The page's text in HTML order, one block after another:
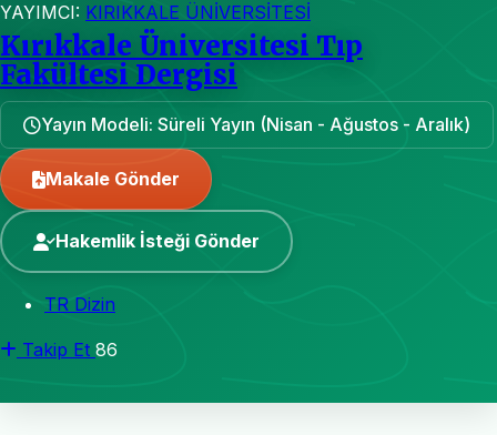
YAYIMCI: KIRIKKALE ÜNİVERSİTESİ
Kırıkkale Üniversitesi Tıp
Fakültesi Dergisi
Yayın Modeli: Süreli Yayın (Nisan - Ağustos - Aralık)
Makale Gönder
Hakemlik İsteği Gönder
TR Dizin
Takip Et 86